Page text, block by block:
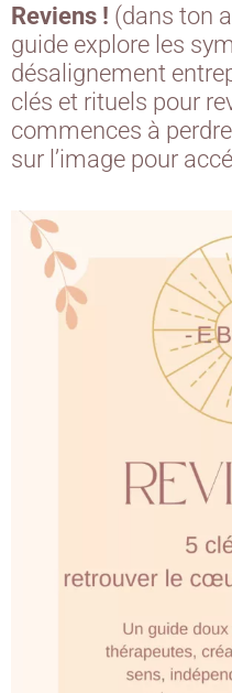
Reviens ! (dans ton
guide explore les
désalignement
clés et rituels pour
commences à
sur l’image pour